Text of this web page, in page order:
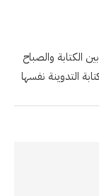
الكتابة والصباح
التدوينة نفسها